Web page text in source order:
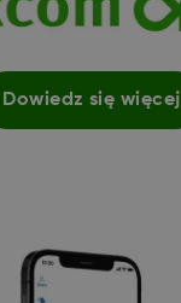
Dowiedz się więcej